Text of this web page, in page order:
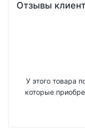
Отзывы
У этого товара
которые